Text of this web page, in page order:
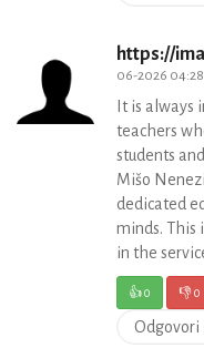
https://
06-2026
It is always
teachers
students
Mišo
dedicated
minds. This
in the
👍0 👎0